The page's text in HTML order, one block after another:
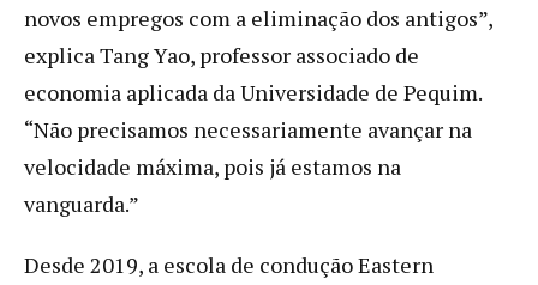
novos empregos com a eliminação dos antigos”,
explica Tang Yao, professor associado de
economia aplicada da Universidade de Pequim.
“Não precisamos necessariamente avançar na
velocidade máxima, pois já estamos na
vanguarda.”
Desde 2019, a escola de condução Eastern